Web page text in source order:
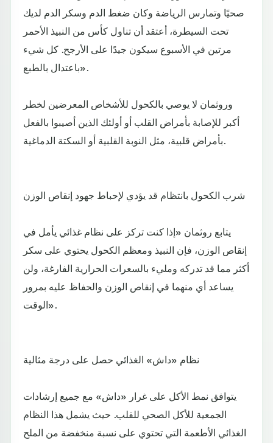
صحيًا وتمارس الرياضة وكان ضغط الدم وسكر الدم لديك
تحت السيطرة، أعتقد أن تناول كأس من النبيذ الأحمر
مرتين في الأسبوع سيكون جيدًا على الأرجح. كل شيء
باعتدال بالطبع».
وروثمان لا يوصي بالكحول للأشخاص المعرضين لخطر
أكبر للإصابة بأمراض القلب أو أولئك الذين أصيبوا بالفعل
بأمراض قلبية، مثل النوبة القلبية أو السكتة الدماغية.
شرب الكحول بانتظام قد يؤدي لإحباط جهود إنقاص الوزن
يتابع روثمان «إذا كنت تركز على نظام غذائي يأمل في
إنقاص الوزن، فإن النبيذ ومعظم الكحول يحتوي على سكر
أكثر مما قد تدركه ومليء بالسعرات الحرارية الفارغة، ولن
يساعد أي منهما في إنقاص الوزن والحفاظ عليه بمرور
الوقت».
نظام «داش» الغذائي حصل على درجة مثالية
يتوافق نمط الأكل على غرار «داش» مع جميع إرشادات
الجمعية للأكل الصحي للقلب. حيث يشمل هذا النظام
الغذائي الأطعمة التي تحتوي على نسبة منخفضة من الملح